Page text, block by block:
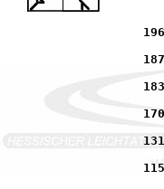
1962	Zühl, Annika		86	SKG Sprendlingen		01.05.
1878	Geppert, Teresa		85	LAZ Bruchköbel			06.06.
1833	Reheis, Corinne		85	LAZ Mühlheim			28.08.
     		(10,25*-4,17-1,44-8,39)
1701	Schneider, Simone	85	TG 1837 Hanau			01.05.
     		(11,54-4,10-1,50-7,61)
1310	Wellhöfer, Kirsten Mir. 85	Offenbacher LC
1157	Rehberg, Sina		85	LG Maintal			01.05.